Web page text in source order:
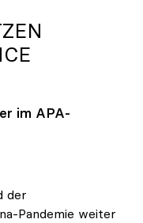
im APA-
der
Pandemie weiter